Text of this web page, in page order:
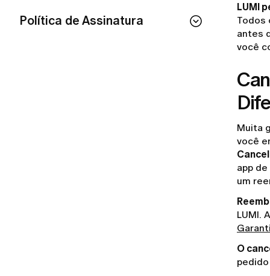
Política de Assinatura
LUMI
Todos
antes
você
Muita
você
app
um
LUMI.
O